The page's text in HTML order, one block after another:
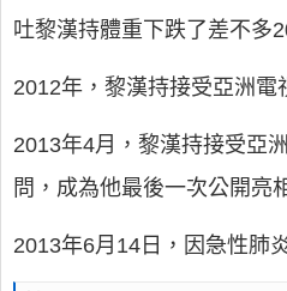
吐黎漢持體重下跌了差不多
2012年，黎漢持接受亞洲電
2013年4月，黎漢持接受亞
問，成為他最後一次公開亮
2013年6月14日，因急性肺